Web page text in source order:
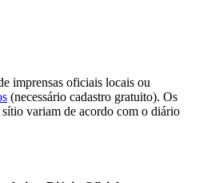
imprensas oficiais locais ou
(necessário cadastro gratuito). Os
variam de acordo com o diário